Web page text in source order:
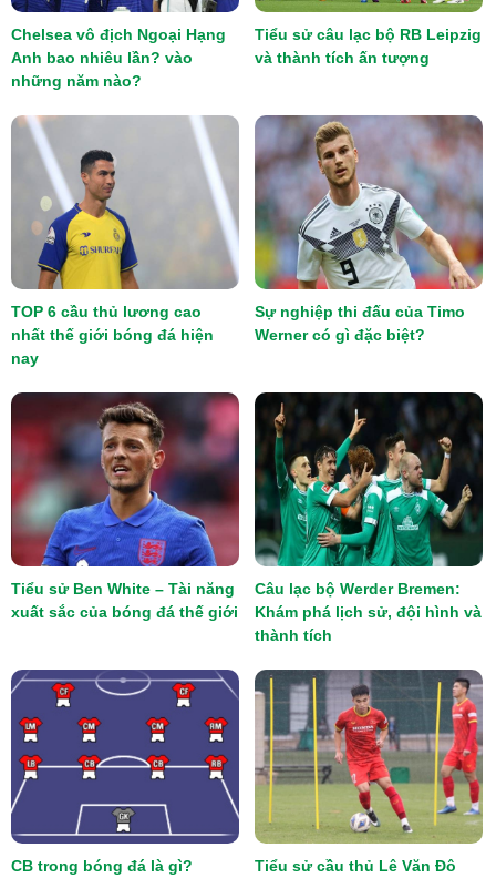
Chelsea vô địch Ngoại Hạng
Anh bao nhiêu lần? vào
những năm nào?
Tiểu sử câu lạc bộ RB Leipzig
và thành tích ấn tượng
TOP 6 cầu thủ lương cao
nhất thế giới bóng đá hiện
nay
Sự nghiệp thi đấu của Timo
Werner có gì đặc biệt?
Tiểu sử Ben White – Tài năng
xuất sắc của bóng đá thế giới
Câu lạc bộ Werder Bremen:
Khám phá lịch sử, đội hình và
thành tích
CB trong bóng đá là gì?
Tiểu sử cầu thủ Lê Văn Đô